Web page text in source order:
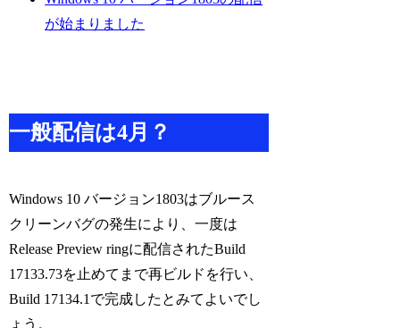
が始まりました
一般配信は4月？
Windows 10 バージョン1803はブルース
クリーンバグの発生により、一度は
Release Preview ringに配信されたBuild
17133.73を止めてまで再ビルドを行い、
Build 17134.1で完成したとみてよいでし
ょう。